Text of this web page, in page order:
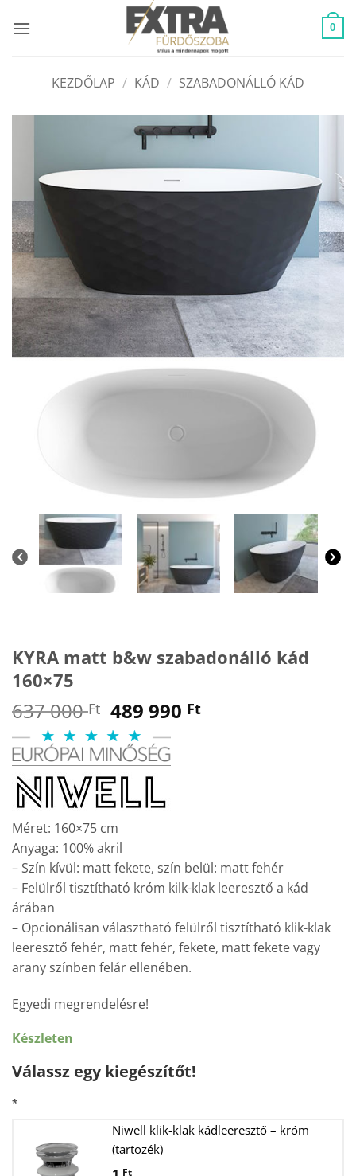
0
KEZDŐLAP / KÁD / SZABADONÁLLÓ KÁD
KYRA matt b&w szabadonálló kád
160×75
637 000Ft Original
price
was:
637
000 Ft.
489 990 FtCurrent
Méret: 160×75 cm
Anyaga: 100% akril
– Szín kívül: matt fekete, szín belül: matt fehér
– Felülről tisztítható króm kilk-klak leeresztő a kád
árában
– Opcionálisan választható felülről tisztítható klik-klak
leeresztő fehér, matt fehér, fekete, matt fekete vagy
arany színben felár ellenében.
Egyedi megrendelésre!
Készleten
Válassz egy kiegészítőt!
*
Niwell klik-klak kádleeresztő – króm
(tartozék)
Ft